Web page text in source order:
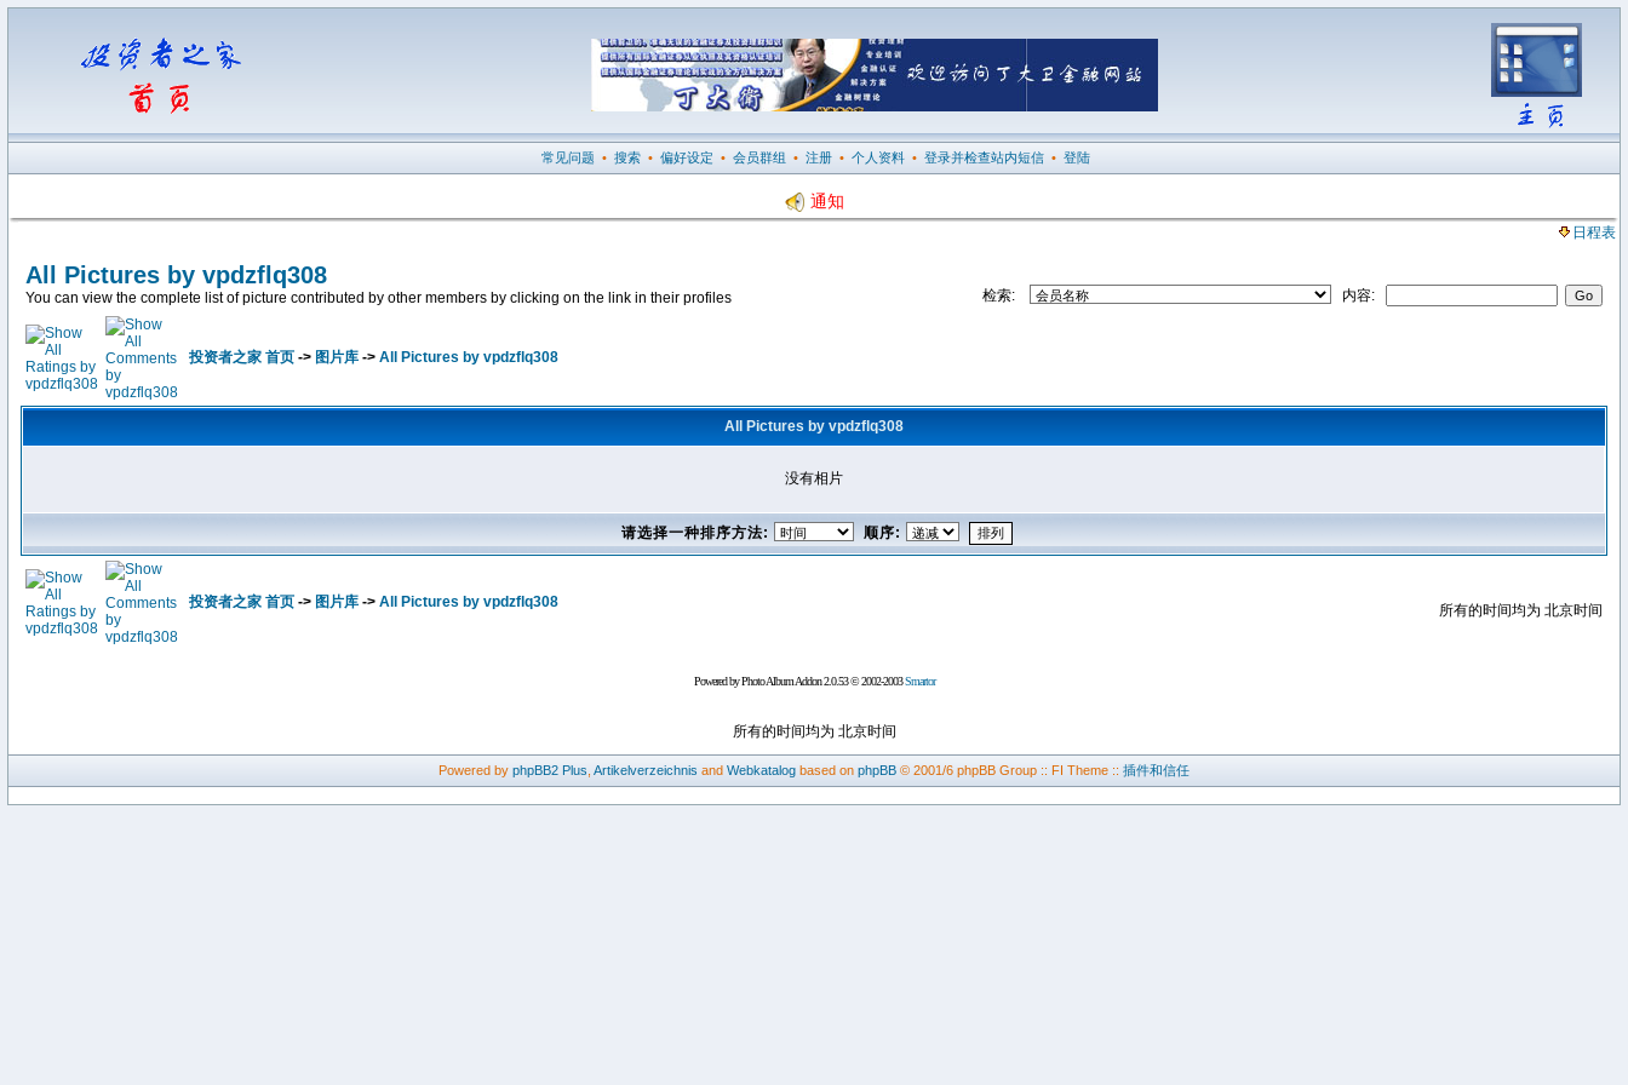
常见问题 • 搜索 • 偏好设定 • 会员群组 • 注册 • 个人资料 • 登录并检查站内短信 • 登陆
通知
日程表
All Pictures by vpdzflq308
You can view the complete list of picture contributed by other members by clicking on the link in their profiles 检索: 内容:
投资者之家 首页 -> 图片库 -> All Pictures by vpdzflq308
All Pictures by vpdzflq308
没有相片
请选择一种排序方法: 顺序:
投资者之家 首页 -> 图片库 -> All Pictures by vpdzflq308 所有的时间均为 北京时间
Powered by Photo Album Addon 2.0.53 © 2002-2003Smartor
所有的时间均为 北京时间
Powered by phpBB2 Plus Artikelverzeichnis and Webkatalog based on phpBB © 2001/6 phpBB Group :: FI Theme :: 插件和信任